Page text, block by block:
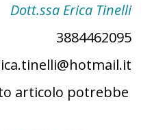
Dott.ssa Erica Tinelli
3884462095
articolo potrebbe